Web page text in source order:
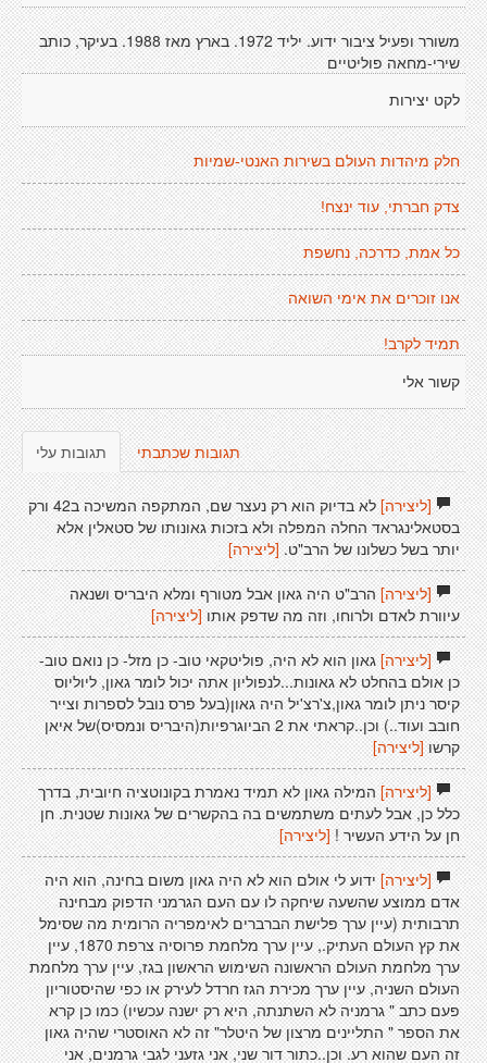
משורר ופעיל ציבור ידוע. יליד 1972. בארץ מאז 1988. בעיקר, כותב
שירי-מחאה פוליטיים
לקט יצירות
חלק מיהדות העולם בשירות האנטי-שמיות
צדק חברתי, עוד ינצח!
כל אמת, כדרכה, נחשפת
אנו זוכרים את אימי השואה
תמיד לקרב!
קשור אלי
תגובות עלי תגובות שכתבתי
[ליצירה]
לא בדיוק הוא רק נעצר שם, המתקפה המשיכה ב42 ורק
בסטאלינגראד החלה המפלה ולא בזכות גאונותו של סטאלין אלא
יותר בשל כשלונו של הרב"ט.[ליצירה]
[ליצירה]הרב"ט היה גאון אבל מטורף ומלא היבריס ושנאה
עיוורת לאדם ולרוחו, וזה מה שדפק אותו [ליצירה]
[ליצירה]גאון הוא לא היה, פוליטקאי טוב- כן מזל- כן נואם טוב-
כן אולם בהחלט לא גאונות...לנפוליון אתה יכול לומר גאון, ליוליוס
קיסר ניתן לומר גאון,צ'רצ'יל היה גאון(בעל פרס נובל לספרות וצייר
חובב ועוד..) וכן..קראתי את 2 הביוגרפיות(היבריס ונמסיס)של איאן
קרשו[ליצירה]
[ליצירה]המילה גאון לא תמיד נאמרת בקונוטציה חיובית, בדרך
כלל כן, אבל לעתים משתמשים בה בהקשרים של גאונות שטנית. חן
חן על הידע העשיר ! [ליצירה]
[ליצירה]ידוע לי אולם הוא לא היה גאון משום בחינה, הוא היה
אדם ממוצע שהשעה שיחקה לו עם העם הגרמני הדפוק מבחינה
תרבותית (עיין ערך פלישת הברברים לאימפריה הרומית מה שסימל
את קץ העולם העתיק., עיין ערך מלחמת פרוסיה צרפת 1870, עיין
ערך מלחמת העולם הראשונה השימוש הראשון בגז, עיין ערך מלחמת
העולם השניה, עיין ערך מכירת הגז חרדל לעירק או כפי שהיסטוריון
פעם כתב " גרמניה לא השתנתה, היא רק ישנה עכשיו) כמו כן קרא
את הספר " התליינים מרצון של היטלר" זה לא האוסטרי שהיה גאון
זה העם שהוא רע. וכן..כתור דור שני, אני גזעני לגבי גרמנים, אני